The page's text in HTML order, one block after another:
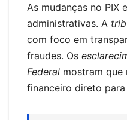
As mudanças no PIX
administrativas. A
com foco em
fraudes. Os
Federal mostram que
financeiro direto para